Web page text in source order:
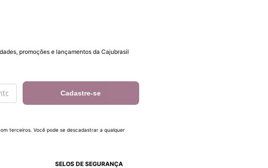
promoções e lançamentos da Cajubrasil
Cadastre-se
terceiros. Você pode se descadastrar a qualquer
SELOS DE SEGURANÇA